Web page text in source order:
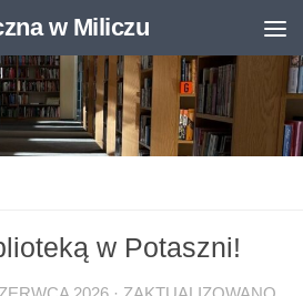
w Miliczu
w Potaszni!